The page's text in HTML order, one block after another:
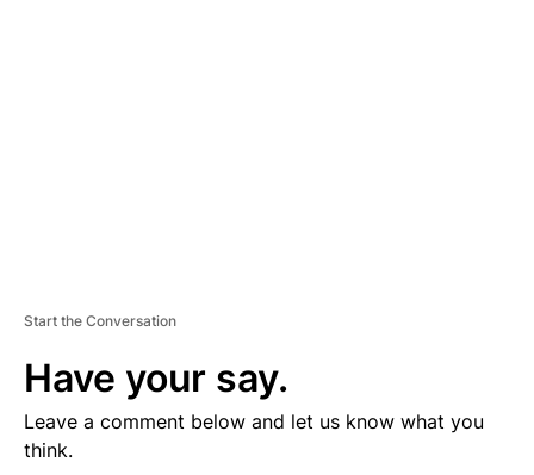
Start the Conversation
Have your say.
Leave a comment below and let us know what you
think.